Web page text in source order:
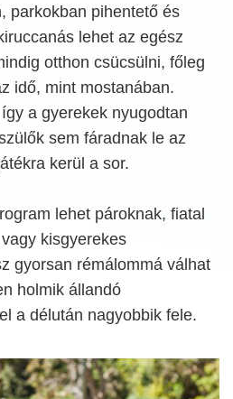
parkokban pihentető és
lehet az egész
otthon csücsülni, főleg
idő, mint mostanában.
a gyerekek nyugodtan
sem fáradnak le az
kerül a sor.
lehet pároknak, fiatal
kisgyerekes
gyorsan rémálommá válhat
holmik állandó
a délután nagyobbik fele.